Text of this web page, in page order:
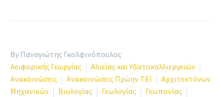
By Παναγιώτης Γκολφινόπουλος
Αειφορικής Γεωργίας
Αλιείας και Υδατοκαλλιεργειών
Ανακοινώσεις
Ανακοινώσεις Πρώην ΤΕΙ
Αρχιτεκτόνων
Μηχανικών
Βιολογίας Γεωλογίας
Γεωπονίας